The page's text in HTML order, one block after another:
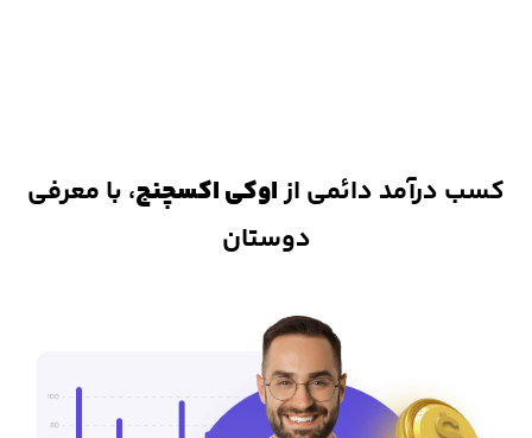
مسدود شدن دارایی کاربران ایمن شده است.
2. داشتن اپلیکیشن و نرم افزار خرید و فروش ارز
از دیگر مزیت های اوکی اکسچنج، داشتن برنامه ترید در دو نسخه اندروید
و ios است که دسترسی کاربران به بازار رمزارزها را بسیار آسان کرده و در هر
کسب درآمد دائمی ازاوکی اکسچنج، با معرفی
دوستان